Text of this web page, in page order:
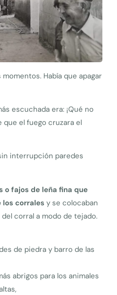
Había que apagar
escuchada era: ¡Qué no
el fuego cruzara el
interrupción paredes
o fajos de leña fina que
los corrales y se colocaban
corral a modo de tejado.
de piedra y barro de las
abrigos para los animales